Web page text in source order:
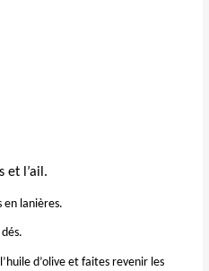
et l’ail.
en lanières.
d’olive et faites revenir les